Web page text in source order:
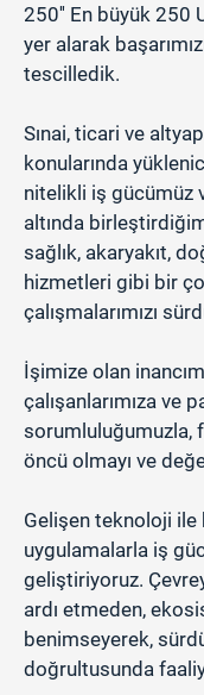
250'' En büyük 250
yer alarak
tescilledik.
Sınai, ticari ve
konularında
nitelikli iş gücümüz
altında
sağlık, akaryakıt,
hizmetleri gibi bir
çalışmalarımızı
İşimize olan
çalışanlarımıza ve
sorumluluğumuzla,
öncü olmayı ve
Gelişen teknoloji ile
uygulamalarla iş
geliştiriyoruz.
ardı etmeden,
benimseyerek,
doğrultusunda